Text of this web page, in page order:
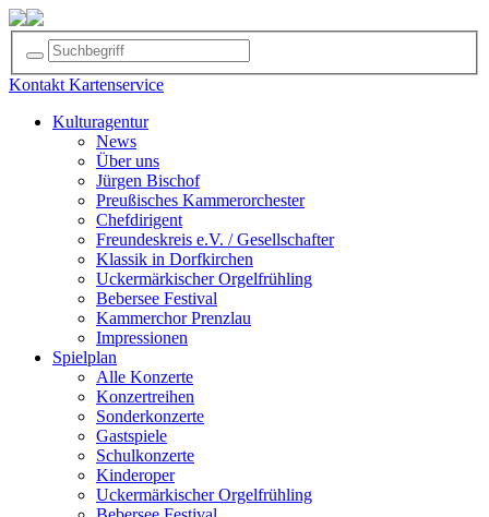
Kontakt Kartenservice
Kulturagentur
News
Über uns
Jürgen Bischof
Preußisches Kammerorchester
Chefdirigent
Freundeskreis e.V. / Gesellschafter
Klassik in Dorfkirchen
Uckermärkischer Orgelfrühling
Bebersee Festival
Kammerchor Prenzlau
Impressionen
Spielplan
Alle Konzerte
Konzertreihen
Sonderkonzerte
Gastspiele
Schulkonzerte
Kinderoper
Uckermärkischer Orgelfrühling